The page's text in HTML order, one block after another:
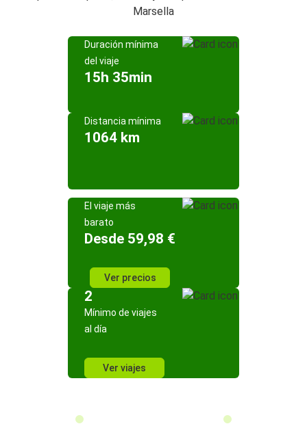
Marsella
Duración mínima
del viaje
15h 35min
Distancia mínima
1064 km
El viaje más
barato
Desde 59,98 €
Ver precios
2
Mínimo de viajes
al día
Ver viajes